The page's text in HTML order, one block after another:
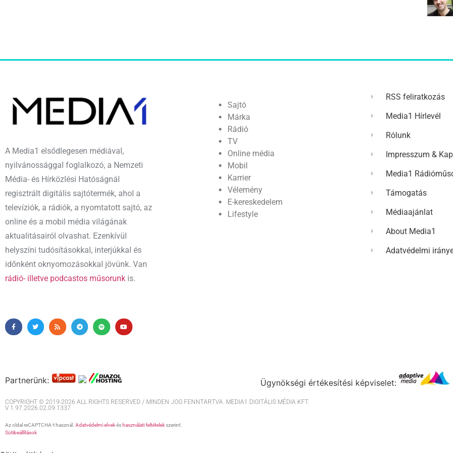
A Media1 elsődlegesen médiával,
nyilvánossággal foglalkozó, a Nemzeti
Média- és Hírközlési Hatóságnál
regisztrált digitális sajtótermék, ahol a
televíziók, a rádiók, a nyomtatott sajtó, az
online és a mobil média világának
aktualitásairól olvashat. Ezenkívül
helyszíni tudósításokkal, interjúkkal és
időnként oknyomozásokkal jövünk. Van
rádió- illetve podcastos műsorunk is.
Sajtó
Márka
Rádió
TV
Online média
Mobil
Karrier
Vélemény
E-kereskedelem
Lifestyle
RSS feliratkozás
Media1 Hírlevél
Rólunk
Impresszum &
Media1
Támogatás
Médiaajánlat
About Media1
Adatvédelmi
Partnerünk: Ügynökségi értékesítési képviselet:
COPYRIGHT © 2019-2026 ALL RIGHTS RESERVED / MINDEN JOG FENNTARTVA. MEDIA1 DIGITÁLIS MÉDIA KFT.
V 1.97.2026.02.09.1337
Az oldal reCAPTCHA-t használ. Adatvédelmi elvekés használati feltételekszerint.
Sütibeállítások